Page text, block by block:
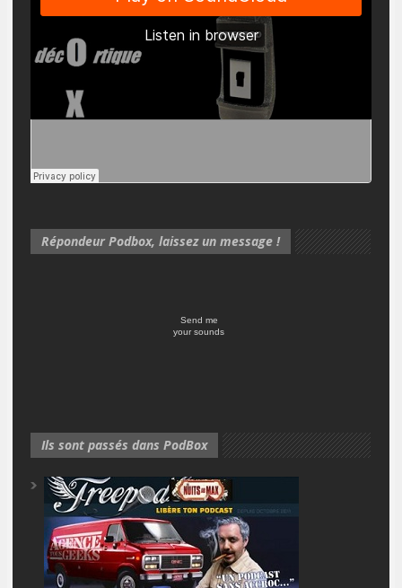
Répondeur Podbox, laissez un message !
Send me
your sounds
Ils sont passés dans PodBox